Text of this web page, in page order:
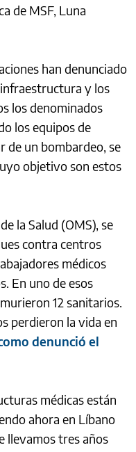
de MSF, Luna
han denunciado
y los
los denominados
los equipos de
de un bombardeo, se
objetivo son estos
la Salud (OMS), se
contra centros
médicos
En uno de esos
12 sanitarios.
perdieron la vida en
denunció el
médicas están
ahora en Líbano
llevamos tres años